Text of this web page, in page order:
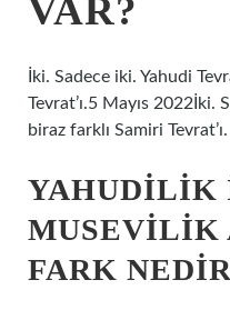
VAR?
İki. Sadece iki. Yahudi
Tevrat’ı.5 Mayıs 2022İki.
biraz farklı Samiri Tevrat’ı.
YAHUDILIK
MUSEVILIK
FARK